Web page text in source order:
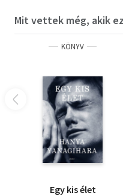
Mit vettek még, akik
KÖNYV
Egy kis élet